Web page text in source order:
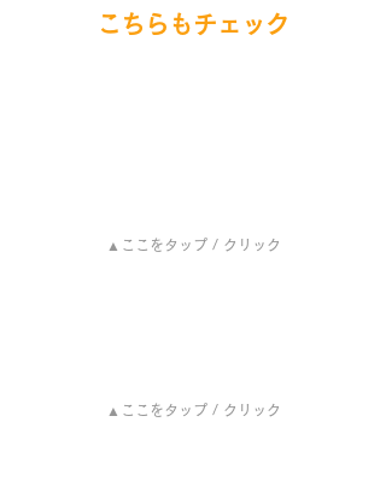
こちらもチェック
▲ここをタップ / クリック
▲ここをタップ / クリック